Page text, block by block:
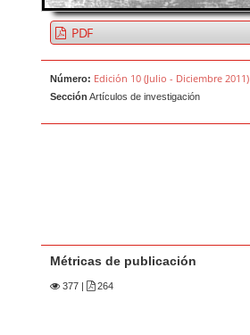
PDF
Número: Edición 10 (Julio - Diciembre 2011)
Sección Artículos de investigación
Métricas de publicación
377 264